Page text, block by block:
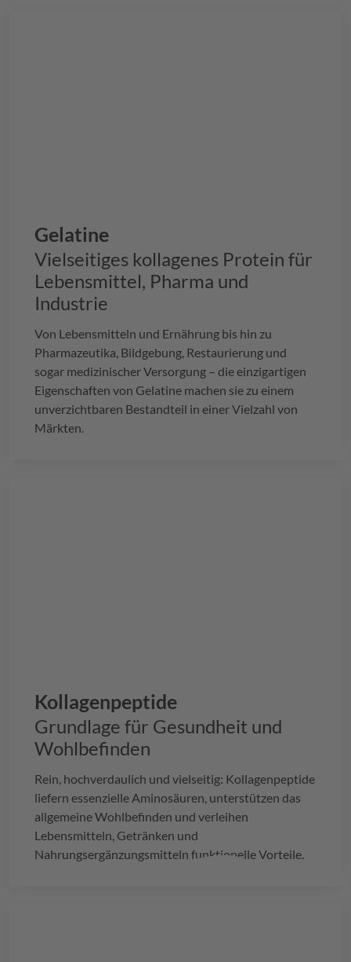
Gelatine
Vielseitiges kollagenes Protein für
Lebensmittel, Pharma und
Industrie
Von Lebensmitteln und Ernährung bis hin zu
Pharmazeutika, Bildgebung, Restaurierung und
sogar medizinischer Versorgung – die einzigartigen
Eigenschaften von Gelatine machen sie zu einem
unverzichtbaren Bestandteil in einer Vielzahl von
Märkten.
Kollagenpeptide
Grundlage für Gesundheit und
Wohlbefinden
Rein, hochverdaulich und vielseitig: Kollagenpeptide
liefern essenzielle Aminosäuren, unterstützen das
allgemeine Wohlbefinden und verleihen
Lebensmitteln, Getränken und
Nahrungsergänzungsmitteln funktionelle Vorteile.